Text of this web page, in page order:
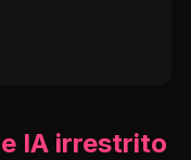
IA irrestrito